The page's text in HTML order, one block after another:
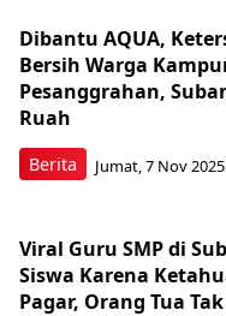
Berita
Dibantu AQUA,
Bersih Warga
Pesanggrahan,
Ruah
Jumat, 7 Nov
Viral Guru SMP di
Siswa Karena
Pagar, Orang Tua